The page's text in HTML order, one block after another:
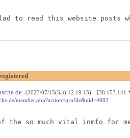
to read this website posts
-(2023/07/15(Sat) 12:19:15)
member.php?action=profile&uid=4693
so much vital inmfo for